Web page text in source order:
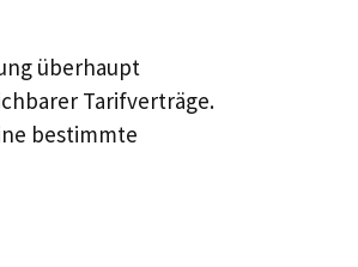
überhaupt
Tarifverträge.
bestimmte